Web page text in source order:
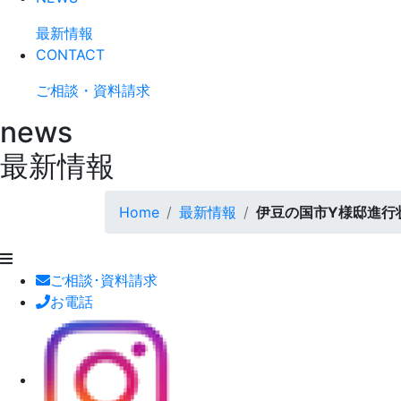
最新情報
CONTACT
ご相談・資料請求
news
最新情報
Home 最新情報 伊豆の国市Y様邸進行
ご相談･資料請求
お電話